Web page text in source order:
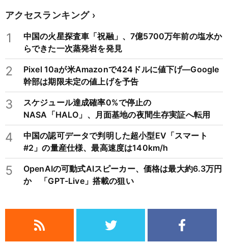
アクセスランキング
1
中国の火星探査車「祝融」、7億5700万年前の塩水か
らできた一次蒸発岩を発見
2
Pixel 10aが米Amazonで424ドルに値下げ―Google
幹部は期限未定の値上げを予告
3
スケジュール達成確率0%で停止の
NASA「HALO」、月面基地の夜間生存実証へ転用
4
中国の認可データで判明した超小型EV「スマート
#2」の量産仕様、最高速度は140km/h
5
OpenAIの可動式AIスピーカー、価格は最大約6.3万円
か 「GPT-Live」搭載の狙い